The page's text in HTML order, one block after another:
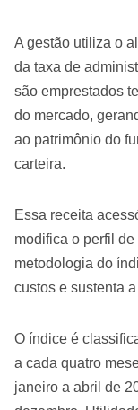
A gestão utiliza o
da taxa de
são emprestados
do mercado,
ao patrimônio do
carteira.
Essa receita
modifica o perfil
metodologia do
custos e sustenta
O índice é
a cada quatro
janeiro a abril de